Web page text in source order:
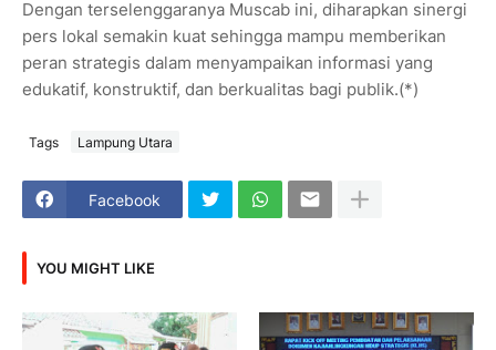
Dengan terselenggaranya Muscab ini, diharapkan sinergi
pers lokal semakin kuat sehingga mampu memberikan
peran strategis dalam menyampaikan informasi yang
edukatif, konstruktif, dan berkualitas bagi publik.(*)
Tags Lampung Utara
Facebook
YOU MIGHT LIKE